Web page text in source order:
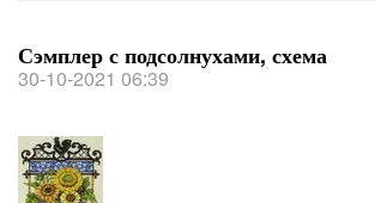
Сэмплер с подсолнухами, схема
30-10-2021 06:39